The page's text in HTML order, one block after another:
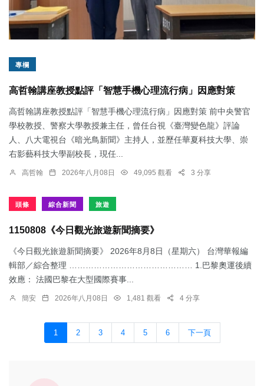
專欄
高哲翰講座教授點評「智慧手機心理流行病」因應對策
高哲翰講座教授點評「智慧手機心理流行病」因應對策 前中央警官
學校教授、警察大學教授兼主任，曾任台視《臺灣變色龍》評論
人、八大電視台《暗光鳥新聞》主持人，並歷任華夏科技大學、崇
右影藝科技大學副校長，現任...
高哲翰 2026年八月08日 49,095 觀看 3 分享
頭條 綜合新聞 旅遊
1150808《今日觀光旅遊新聞摘要》
《今日觀光旅遊新聞摘要》 2026年8月8日（星期六） 台灣華報編
輯部／綜合整理 ……………………………………… 1.​巴黎奧運後續
效應： 法國巴黎在大型國際賽事...
簡安 2026年八月08日 1,481 觀看 4 分享
1 2 3 4 5 6 下一頁